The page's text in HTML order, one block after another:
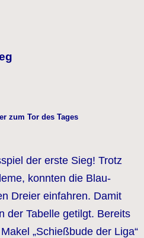
zum Tor des Tages
der erste Sieg! Trotz
konnten die Blau-
Dreier einfahren. Damit
der Tabelle getilgt. Bereits
„Schießbude der Liga“